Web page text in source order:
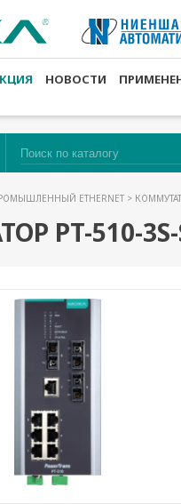
НОВОСТИ
ETHERNET >
PT-510-3S-